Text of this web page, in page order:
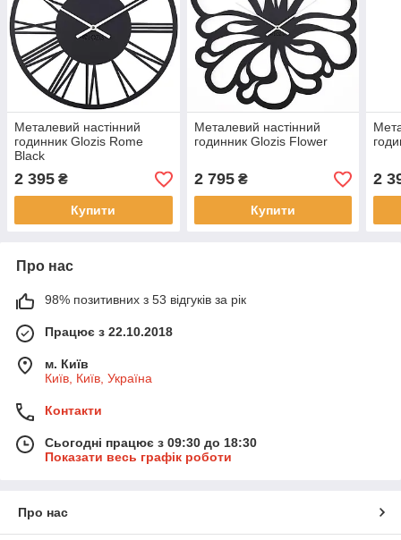
Металевий настінний
годинник Glozis Rome
Black
2 395 ₴
Купити
Металевий настінний
годинник Glozis Flower
2 795₴
Купити
2
Про нас
98% позитивних з 53 відгуків за рік
Працює з 22.10.2018
м. Київ
Київ, Київ, Україна
Контакти
Сьогодні працює з 09:30 до 18:30
Показати весь графік роботи
Про нас